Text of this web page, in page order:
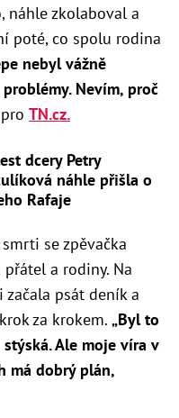
náhle zkolaboval a
poté, co spolu rodina
nebyl vážně
Nevím, proč
TN.cz.
dcery Petry
náhle přišla o
Rafaje
se zpěvačka
a rodiny. Na
psát deník a
za krokem. „Byl to
Ale moje víra v
má dobrý plán,